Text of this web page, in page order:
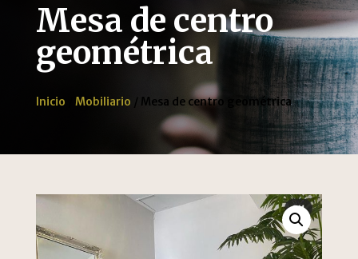
Mesa de centro
geométrica
Inicio Mobiliario / Mesa de centro geométrica